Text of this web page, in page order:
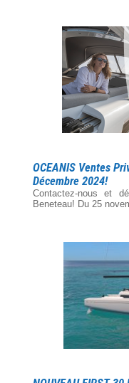
OCEANIS Ventes
Décembre 2024!
Contactez-nous et
Beneteau! Du 25